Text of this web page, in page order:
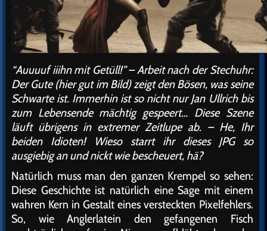
“Auuuuf iiihn mit Getüll!” – Arbeit nach der Stechuhr:
Der Gute (hier gut im Bild) zeigt den Bösen, was seine
Schwarte ist. Immerhin ist so nicht nur Jan Ullrich bis
zum Lebensende mächtig gespeert… Diese Szene
läuft übrigens in extremer Zeitlupe ab. – He, Ihr
beiden Idioten! Wieso starrt ihr dieses JPG so
ausgiebig an und nickt wie bescheuert, hä?
Natürlich muss man den ganzen Krempel so sehen:
Diese Geschichte ist natürlich eine Sage mit einem
wahren Kern in Gestalt eines versteckten Pixelfehlers.
So, wie Anglerlatein den gefangenen Fisch